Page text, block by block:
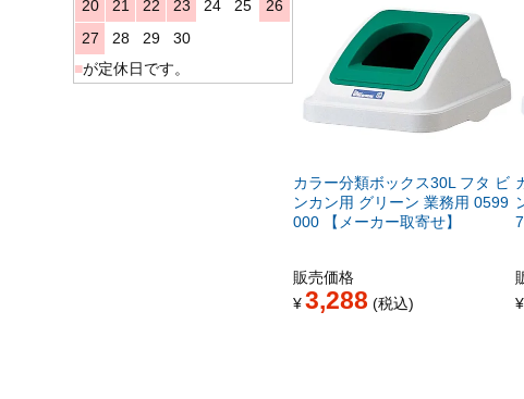
20
21 22 23 24 25
26
27
28 29
30
■が定休日です。
カラー分類ボックス30L フタ ビ
ンカン用 グリーン 業務用 0599
000 【メーカー取寄せ】
販売価格
¥ 3,288 税込
¥